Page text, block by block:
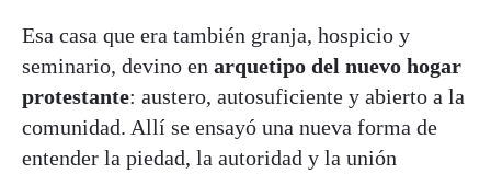
Esa casa que era también granja, hospicio y
seminario, devino en arquetipo del nuevo hogar
protestante: austero, autosuficiente y abierto a la
comunidad. Allí se ensayó una nueva forma de
entender la piedad, la autoridad y la unión